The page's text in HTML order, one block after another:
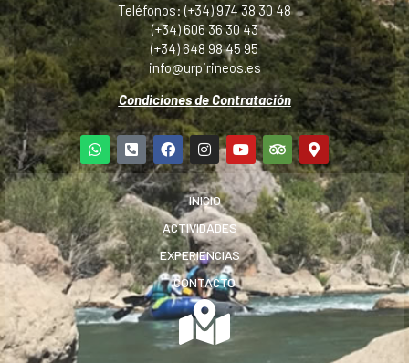
Teléfonos: (+34) 974 38 30 48
(+34) 606 36 30 43
(+34) 648 98 45 95
info@urpirineos.es
Condiciones de Contratación
INICIO
ACTIVIDADES
EXPERIENCIAS
CONTACTO